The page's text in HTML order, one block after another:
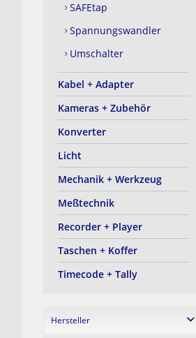
SAFEtap
Spannungswandler
Umschalter
Kabel + Adapter
Kameras + Zubehör
Konverter
Licht
Mechanik + Werkzeug
Meßtechnik
Recorder + Player
Taschen + Koffer
Timecode + Tally
Hersteller